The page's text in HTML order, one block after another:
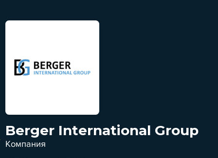
Berger International Group
Компания